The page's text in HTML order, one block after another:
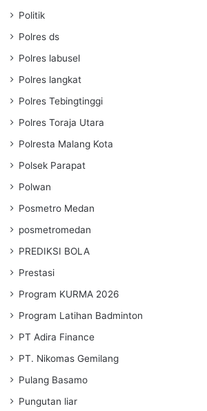
Politik
Polres ds
Polres labusel
Polres langkat
Polres Tebingtinggi
Polres Toraja Utara
Polresta Malang Kota
Polsek Parapat
Polwan
Posmetro Medan
posmetromedan
PREDIKSI BOLA
Prestasi
Program KURMA 2026
Program Latihan Badminton
PT Adira Finance
PT. Nikomas Gemilang
Pulang Basamo
Pungutan liar